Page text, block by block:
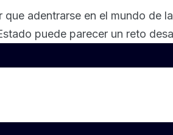
que adentrarse en el mundo de
puede parecer un reto